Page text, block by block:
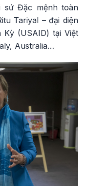
sứ Đặc mệnh toàn
Tariyal – đại diện
(USAID) tại Việt
Australia…